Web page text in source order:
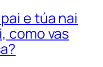
e túa nai
como vas